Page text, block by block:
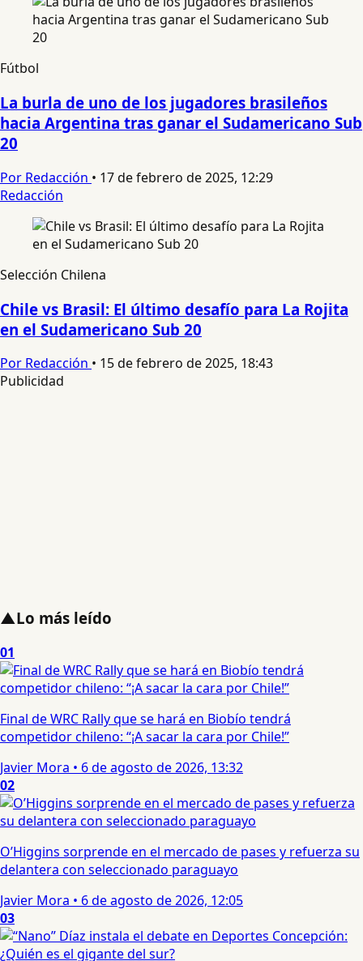
Fútbol
La burla de uno de los jugadores brasileños
hacia Argentina tras ganar el Sudamericano Sub
20
Por Redacción • 17 de febrero de 2025, 12:29
Redacción
Selección Chilena
Chile vs Brasil: El último desafío para La Rojita
en el Sudamericano Sub 20
Por Redacción • 15 de febrero de 2025, 18:43
Publicidad
▲Lo más leído
01
Final de WRC Rally que se hará en Biobío tendrá
competidor chileno: “¡A sacar la cara por Chile!”
Javier Mora • 6 de agosto de 2026, 13:32
02
O’Higgins sorprende en el mercado de pases y refuerza su
delantera con seleccionado paraguayo
Javier Mora • 6 de agosto de 2026, 12:05
03